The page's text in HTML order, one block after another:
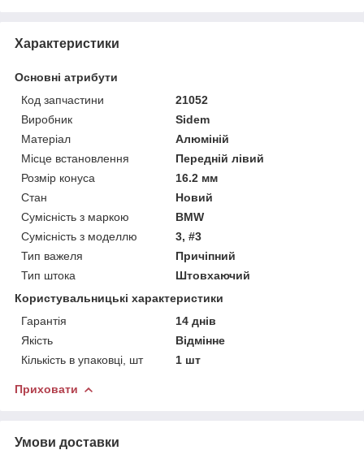
Характеристики
Основні атрибути
Код запчастини
21052
Виробник
Sidem
Матеріал
Алюміній
Місце встановлення
Передній лівий
Розмір конуса
16.2 мм
Стан
Новий
Сумісність з маркою
BMW
Сумісність з моделлю
3, #3
Тип важеля
Причіпний
Тип штока
Штовхаючий
Користувальницькі характеристики
Гарантія
14 днів
Якість
Відмінне
Кількість в упаковці, шт
1 шт
Приховати
Умови доставки